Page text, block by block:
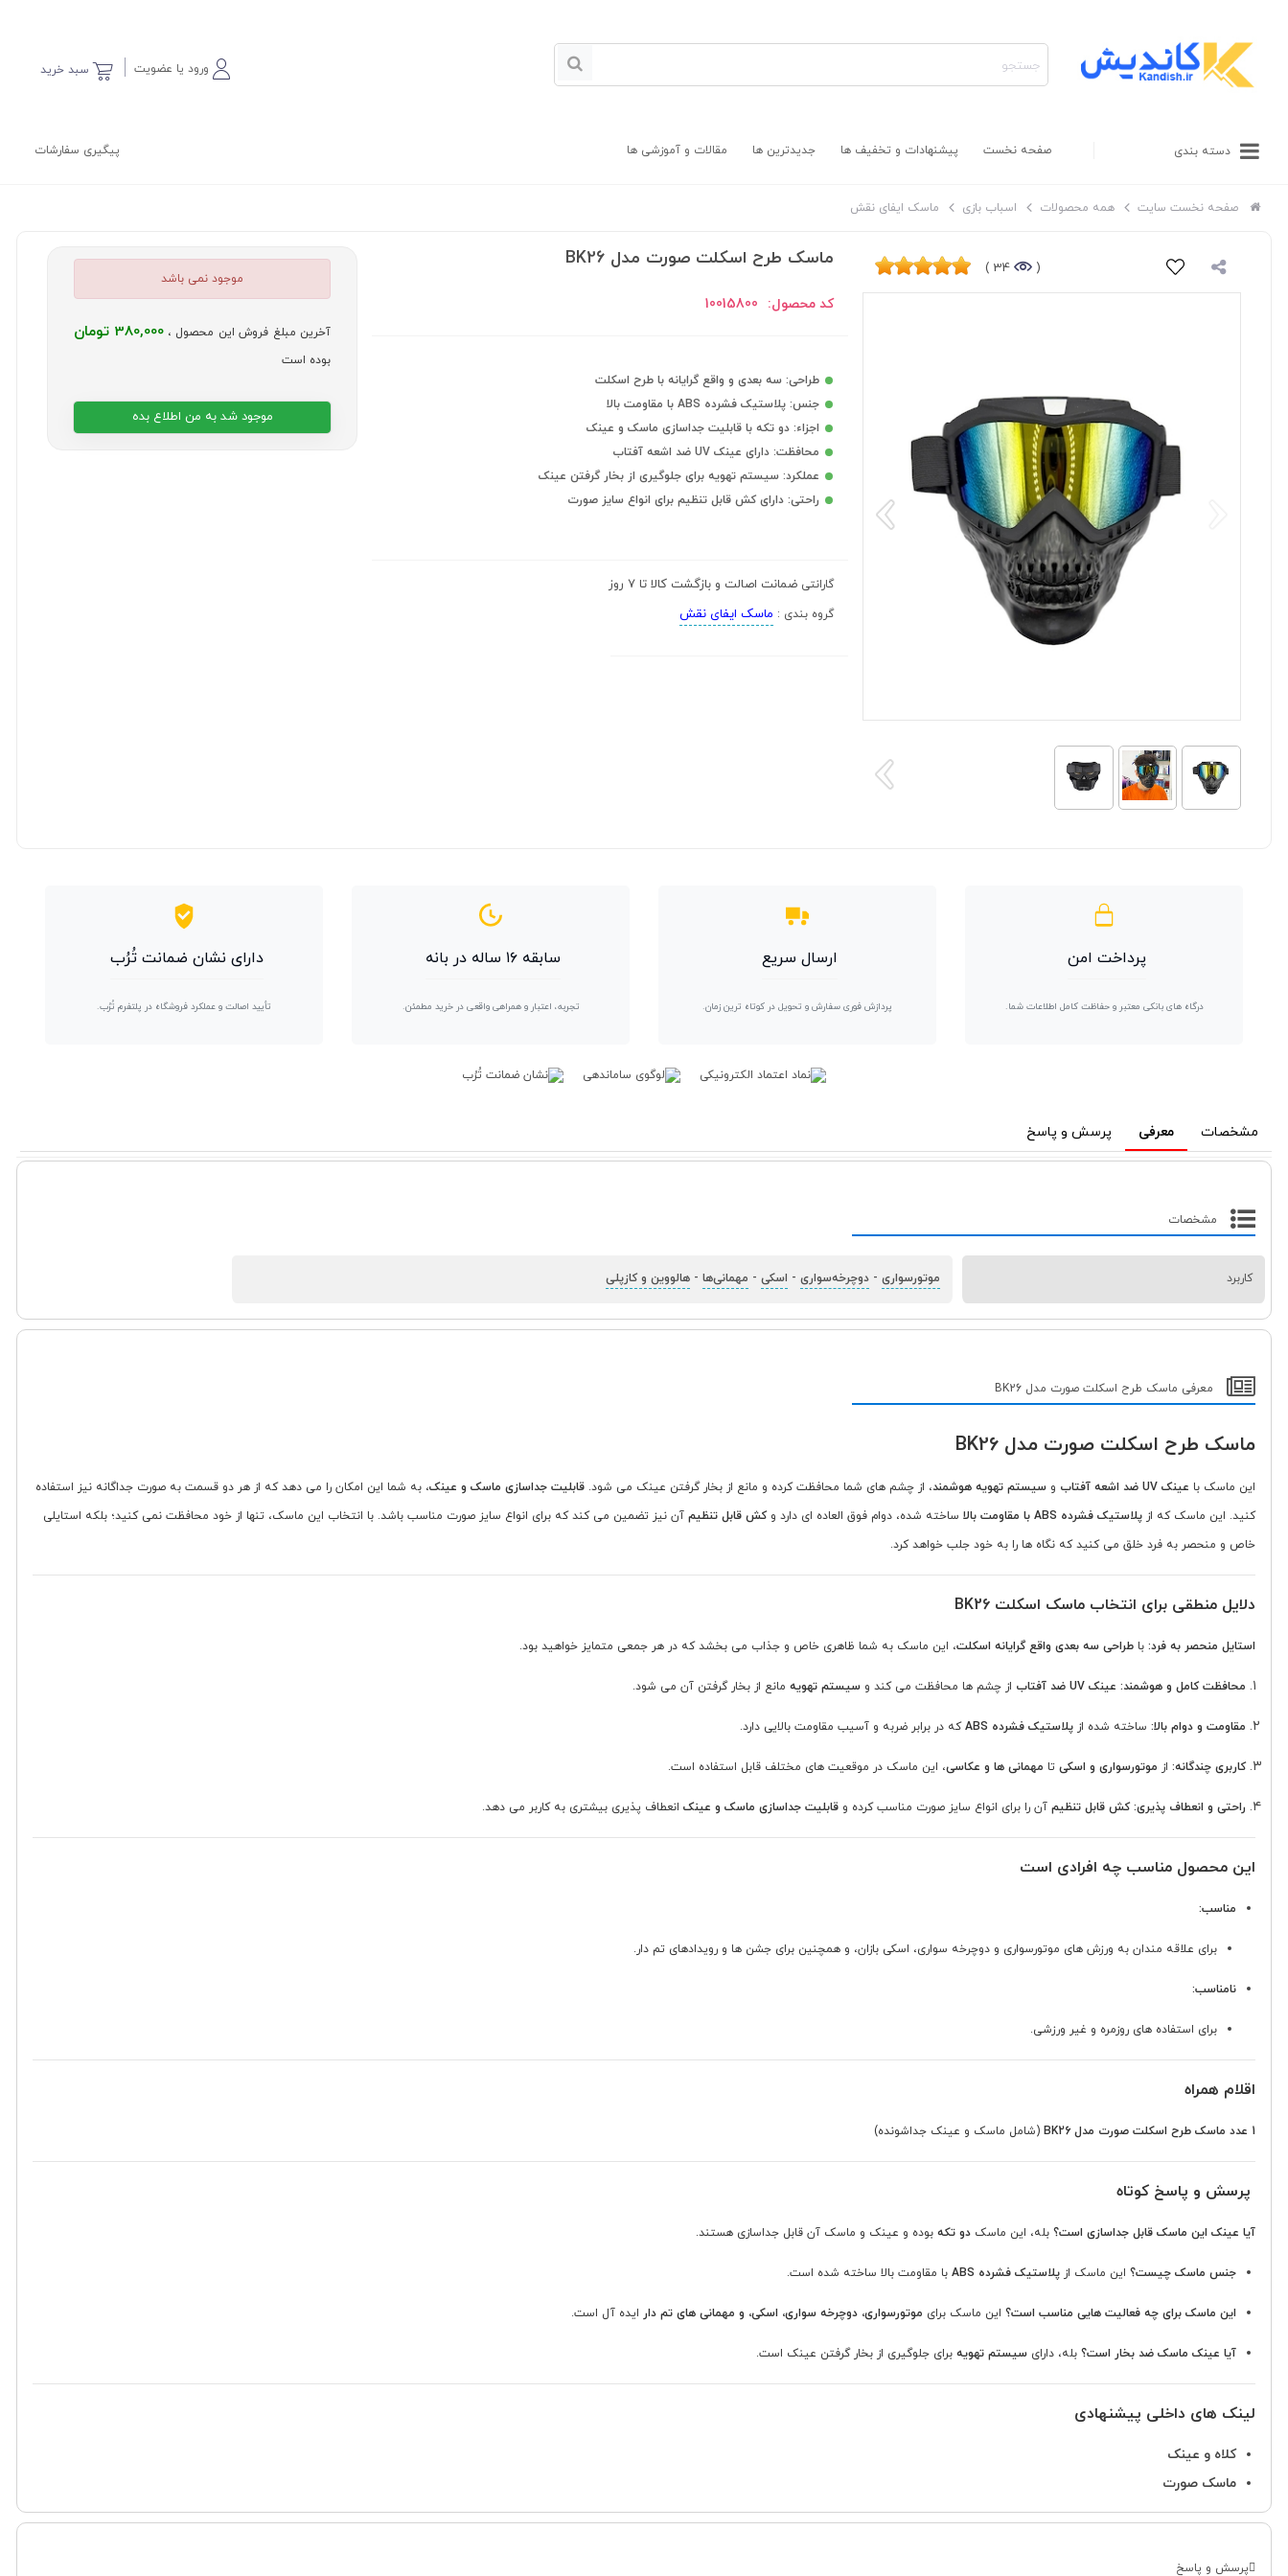
سبد خرید ورود یا عضویت
دسته بندی صفحه نخست پیشنهادات و تخفیف ها جدیدترین ها مقالات و آموزشی ها پیگیری سفارشات
صفحه نخست سایت همه محصولات اسباب بازی ماسک ایفای نقش
(
34 ) ماسک طرح اسکلت صورت مدل BK26
کد محصول: 10015800
طراحی: سه بعدی و واقع گرایانه با طرح اسکلت
جنس: پلاستیک فشرده ABS با مقاومت بالا
اجزاء: دو تکه با قابلیت جداسازی ماسک و عینک
محافظت: دارای عینک UV ضد اشعه آفتاب
عملکرد: سیستم تهویه برای جلوگیری از بخار گرفتن عینک
راحتی: دارای کش قابل تنظیم برای انواع سایز صورت
گارانتی ضمانت اصالت و بازگشت کالا تا 7 روز
گروه بندی : ماسک ایفای نقش
موجود نمی باشد
آخرین مبلغ فروش این محصول ،380,000 تومان
بوده است
موجود شد به من اطلاع بده
پرداخت امن
درگاه های بانکی معتبر و حفاظت کامل اطلاعات شما.
ارسال سریع
پردازش فوری سفارش و تحویل در کوتاه ترین زمان.
سابقه ۱۶ ساله در بانه
تجربه، اعتبار و همراهی واقعی در خرید مطمئن.
دارای نشان ضمانت تُرُب
تأیید اصالت و عملکرد فروشگاه در پلتفرم تُرُب.
مشخصات معرفی پرسش و پاسخ
مشخصات
کاربرد موتورسواری -دوچرخه‌سواری - اسکی - مهمانی‌ها -هالووین و کازپلی
معرفی ماسک طرح اسکلت صورت مدل BK26
ماسک طرح اسکلت صورت مدل BK26
این ماسک با عینک UV ضد اشعه آفتاب و سیستم تهویه هوشمند، از چشم های شما محافظت کرده و مانع از بخار گرفتن عینک می شود. قابلیت جداسازی ماسک و عینک، به شما این امکان را می دهد که از هر دو قسمت به صورت جداگانه نیز استفاده
کنید. این ماسک که از پلاستیک فشرده ABS با مقاومت بالا ساخته شده، دوام فوق العاده ای دارد وکش قابل تنظیم آن نیز تضمین می کند که برای انواع سایز صورت مناسب باشد. با انتخاب این ماسک، تنها از خود محافظت نمی کنید؛ بلکه استایلی
خاص و منحصر به فرد خلق می کنید که نگاه ها را به خود جلب خواهد کرد.
دلایل منطقی برای انتخاب ماسک اسکلت BK26
استایل منحصر به فرد: با طراحی سه بعدی واقع گرایانه اسکلت، این ماسک به شما ظاهری خاص و جذاب می بخشد که در هر جمعی متمایز خواهید بود.
محافظت کامل و هوشمند: عینک UV ضد آفتاب از چشم ها محافظت می کند و سیستم تهویه مانع از بخار گرفتن آن می شود.
مقاومت و دوام بالا: ساخته شده از پلاستیک فشرده ABS که در برابر ضربه و آسیب مقاومت بالایی دارد.
کاربری چندگانه: از موتورسواری و اسکی تا مهمانی ها و عکاسی، این ماسک در موقعیت های مختلف قابل استفاده است.
راحتی و انعطاف پذیری: کش قابل تنظیم آن را برای انواع سایز صورت مناسب کرده و قابلیت جداسازی ماسک و عینک انعطاف پذیری بیشتری به کاربر می دهد.
این محصول مناسب چه افرادی است
مناسب:
برای علاقه مندان به ورزش های موتورسواری و دوچرخه سواری، اسکی بازان، و همچنین برای جشن ها و رویدادهای تم دار.
نامناسب:
برای استفاده های روزمره و غیر ورزشی.
اقلام همراه
1 عدد ماسک طرح اسکلت صورت مدل BK26 (شامل ماسک و عینک جداشونده)
پرسش و پاسخ کوتاه
آیا عینک این ماسک قابل جداسازی است؟ بله، این ماسک دو تکه بوده و عینک و ماسک آن قابل جداسازی هستند.
جنس ماسک چیست؟ این ماسک از پلاستیک فشرده ABS با مقاومت بالا ساخته شده است.
این ماسک برای چه فعالیت هایی مناسب است؟ این ماسک برای موتورسواری، دوچرخه سواری، اسکی، و مهمانی های تم دار ایده آل است.
آیا عینک ماسک ضد بخار است؟ بله، دارای سیستم تهویه برای جلوگیری از بخار گرفتن عینک است.
لینک های داخلی پیشنهادی
کلاه و عینک
ماسک صورت
پرسش و پاسخ